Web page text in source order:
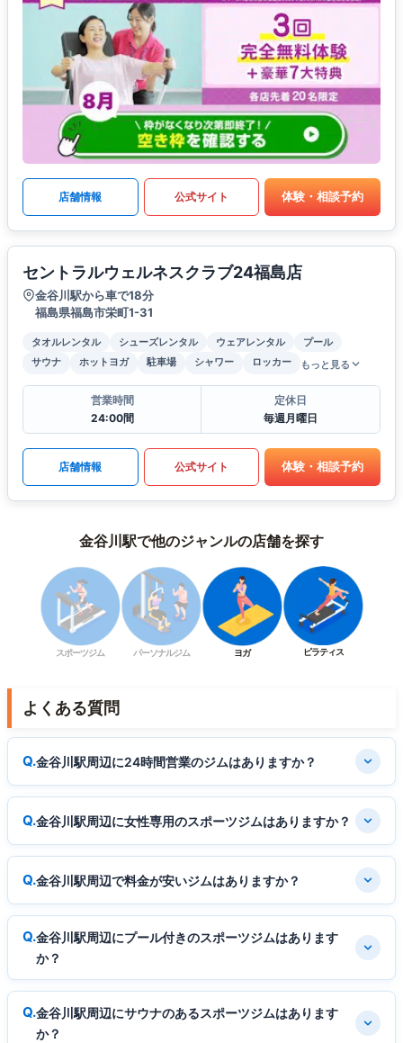
店舗情報 公式サイト 体験・相談予約
セントラルウェルネスクラブ24福島店
金谷川駅から車で18分
福島県福島市栄町1-31
タオルレンタル シューズレンタル ウェアレンタル
プール
サウナ
ホットヨガ 駐車場 シャワー ロッカー もっと見る
営業時間
24:00間
定休日
毎週月曜日
店舗情報 公式サイト 体験・相談予約
金谷川駅で他のジャンルの店舗を探す
スポーツジム パーソナルジム ヨガ ピラティス
よくある質問
金谷川駅周辺に24時間営業のジムはありますか？
金谷川駅周辺に女性専用のスポーツジムはありますか？
金谷川駅周辺で料金が安いジムはありますか？
金谷川駅周辺にプール付きのスポーツジムはあります
か？
金谷川駅周辺にサウナのあるスポーツジムはあります
か？